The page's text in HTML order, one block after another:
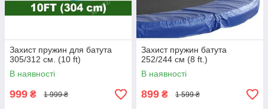
Захист пружин для батута
305/312 см. (10 ft)
В наявності
999 ₴ 1 999 ₴
Захист пружин батута
252/244 см (8 ft.)
В наявності
899 ₴ 1 599 ₴